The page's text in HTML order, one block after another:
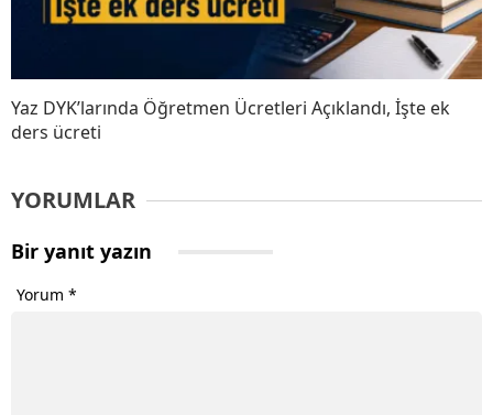
Yaz DYK’larında Öğretmen Ücretleri Açıklandı, İşte ek
ders ücreti
YORUMLAR
Bir yanıt yazın
Yorum *